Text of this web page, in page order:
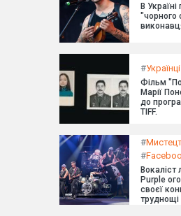
В
"чорного
#Українці
Фільм
Марії
до
TIFF.
#
#
Вокаліст
Purple
своєї
труднощі